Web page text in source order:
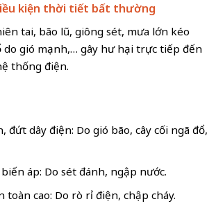
kiện thời tiết bất thường
tai, bão lũ, giông sét, mưa lớn kéo
do gió mạnh,… gây hư hại trực tiếp đến
thống điện.
đứt dây điện: Do gió bão, cây cối ngã đổ,
áp: Do sét đánh, ngập nước.
toàn cao: Do rò rỉ điện, chập cháy.